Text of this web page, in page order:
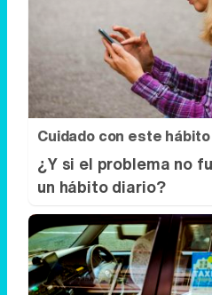
Cuidado con este hábito
¿Y si el problema no
un hábito diario?